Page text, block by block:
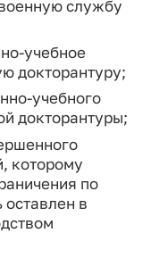
службу
учебное
докторантуру;
учебного
докторантуры;
которому
по
в